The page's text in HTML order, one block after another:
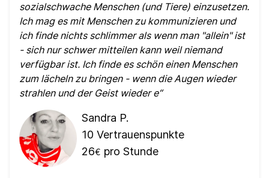
sozialschwache Menschen (und Tiere) einzusetzen.
Ich mag es mit Menschen zu kommunizieren und
ich finde nichts schlimmer als wenn man "allein" ist
- sich nur schwer mitteilen kann weil niemand
verfügbar ist. Ich finde es schön einen Menschen
zum lächeln zu bringen - wenn die Augen wieder
strahlen und der Geist wieder e
Sandra P.
10 Vertrauenspunkte
26€ pro Stunde